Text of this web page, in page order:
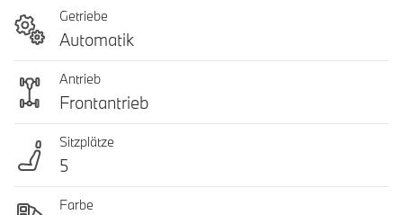
Getriebe
Automatik
Antrieb
Frontantrieb
Sitzplätze
5
Farbe